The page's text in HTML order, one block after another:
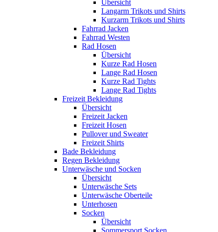
Übersicht
Langarm Trikots und Shirts
Kurzarm Trikots und Shirts
Fahrrad Jacken
Fahrrad Westen
Rad Hosen
Übersicht
Kurze Rad Hosen
Lange Rad Hosen
Kurze Rad Tights
Lange Rad Tights
Freizeit Bekleidung
Übersicht
Freizeit Jacken
Freizeit Hosen
Pullover und Sweater
Freizeit Shirts
Bade Bekleidung
Regen Bekleidung
Unterwäsche und Socken
Übersicht
Unterwäsche Sets
Unterwäsche Oberteile
Unterhosen
Socken
Übersicht
Sommersport Socken